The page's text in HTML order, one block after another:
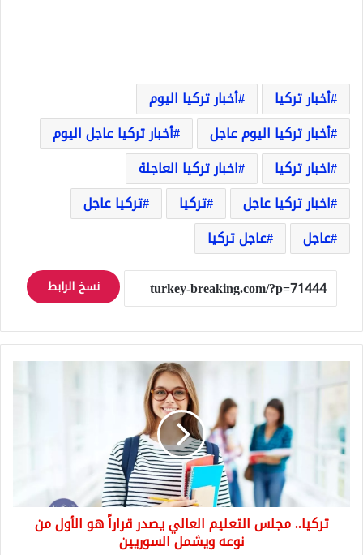
أخبار تركيا
أخبار تركيا اليوم
أخبار تركيا اليوم عاجل
أخبار تركيا عاجل اليوم
اخبار تركيا
اخبار تركيا العاجلة
اخبار تركيا عاجل
تركيا
تركيا عاجل
عاجل
عاجل تركيا
نسخ الرابط
مجلس
يصدر
قراراً
هو
من
ويشمل
تركيا.. مجلس التعليم العالي يصدر قراراً هو الأول من
نوعه ويشمل السوريين